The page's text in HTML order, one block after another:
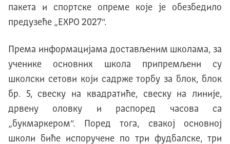
пакета и спортске опреме које је обезбедило
предузеће „EXPO 2027“.
Према информацијама достављеним школама, за
ученике основних школа припремљени су
школски сетови који садрже торбу за блок, блок
бр. 5, свеску на квадратиће, свеску на линије,
дрвену оловку и распоред часова са
„букмаркером“. Поред тога, свакој основној
школи биће испоручене по три фудбалске, три